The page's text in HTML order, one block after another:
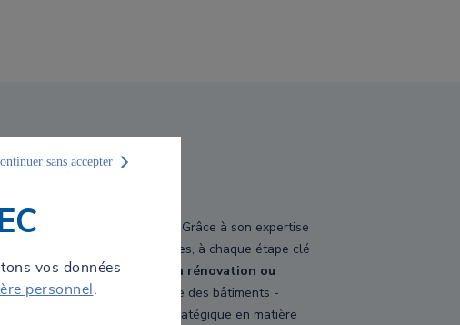
les bâtiments en France. Grâce à son expertise
des parties prenantes, à chaque étape clé
l’exploitation, et la rénovation ou
risques, le contrôle technique des bâtiments -
comme un partenaire stratégique en matière
vos données
personnel
sans accepter